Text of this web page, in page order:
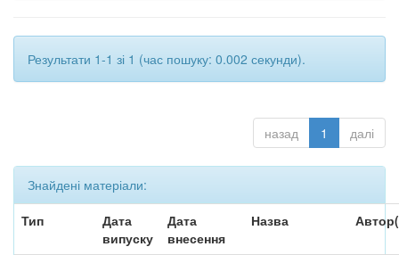
Результати 1-1 зі 1 (час пошуку: 0.002 секунди).
назад 1 далі
Знайдені матеріали:
Тип
Дата
випуску
Дата
внесення
Назва